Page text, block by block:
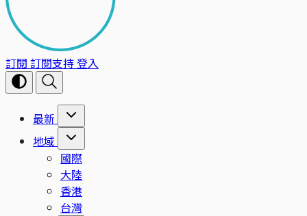
訂閱 訂閱支持登入
最新
地域
國際
大陸
香港
台灣